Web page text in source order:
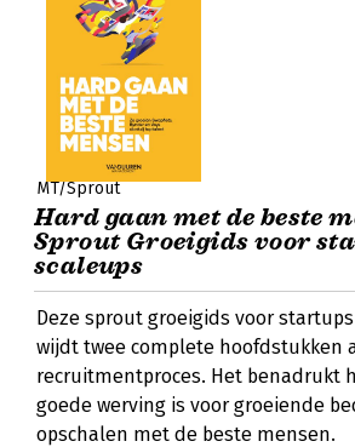
MT/Sprout
Hard gaan met de beste
Sprout Groeigids voor
scaleups
Deze sprout groeigids voor
wijdt twee complete hoofdstukken
recruitmentproces. Het benadrukt
goede werving is voor groeiende
opschalen met de beste mensen.